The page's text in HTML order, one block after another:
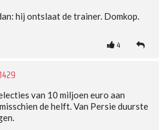
hij ontslaat de trainer. Domkop.
4
van 10 miljoen euro aan
de helft. Van Persie duurste